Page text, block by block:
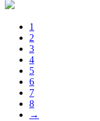
1
2
3
4
5
6
7
8
→